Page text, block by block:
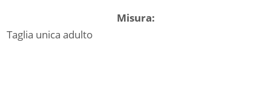
Misura:
Taglia unica adulto